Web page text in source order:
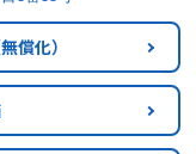
無償化）